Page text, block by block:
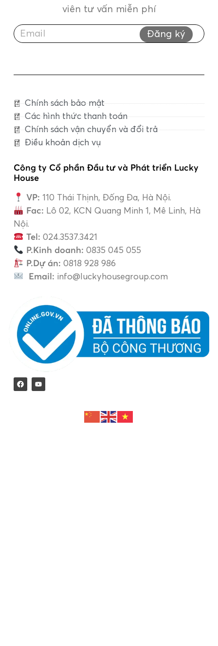
viên tư vấn miễn phí
Đăng ký
Chính sách bảo mật
Các hình thức thanh toán
Chính sách vận chuyển và đổi trả
Điều khoản dịch vụ
Công ty Cổ phần Đầu tư và Phát triển Lucky
House
VP: 110 Thái Thịnh, Đống Đa, Hà Nội.
Fac: Lô 02, KCN Quang Minh 1, Mê Linh, Hà
Nội.
Tel: 024.3537.3421
P.Kinh doanh: 0835 045 055
P.Dự án: 0818 928 986
Email: info@luckyhousegroup.com